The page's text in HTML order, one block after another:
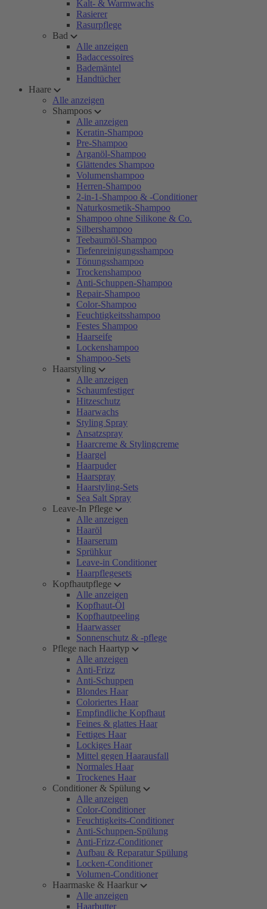
Kalt- & Warmwachs
Rasierer
Rasurpflege
Bad
Alle anzeigen
Badaccessoires
Bademäntel
Handtücher
Haare
Alle anzeigen
Shampoos
Alle anzeigen
Keratin-Shampoo
Pre-Shampoo
Arganöl-Shampoo
Glättendes Shampoo
Volumenshampoo
Herren-Shampoo
2-in-1-Shampoo & -Conditioner
Naturkosmetik-Shampoo
Shampoo ohne Silikone & Co.
Silbershampoo
Teebaumöl-Shampoo
Tiefenreinigungsshampoo
Tönungsshampoo
Trockenshampoo
Anti-Schuppen-Shampoo
Repair-Shampoo
Color-Shampoo
Feuchtigkeitsshampoo
Festes Shampoo
Haarseife
Lockenshampoo
Shampoo-Sets
Haarstyling
Alle anzeigen
Schaumfestiger
Hitzeschutz
Haarwachs
Styling Spray
Ansatzspray
Haarcreme & Stylingcreme
Haargel
Haarpuder
Haarspray
Haarstyling-Sets
Sea Salt Spray
Leave-In Pflege
Alle anzeigen
Haaröl
Haarserum
Sprühkur
Leave-in Conditioner
Haarpflegesets
Kopfhautpflege
Alle anzeigen
Kopfhaut-Öl
Kopfhautpeeling
Haarwasser
Sonnenschutz & -pflege
Pflege nach Haartyp
Alle anzeigen
Anti-Frizz
Anti-Schuppen
Blondes Haar
Coloriertes Haar
Empfindliche Kopfhaut
Feines & glattes Haar
Fettiges Haar
Lockiges Haar
Mittel gegen Haarausfall
Normales Haar
Trockenes Haar
Conditioner & Spülung
Alle anzeigen
Color-Conditioner
Feuchtigkeits-Conditioner
Anti-Schuppen-Spülung
Anti-Frizz-Conditioner
Aufbau & Reparatur Spülung
Locken-Conditioner
Volumen-Conditioner
Haarmaske & Haarkur
Alle anzeigen
Haarbutter